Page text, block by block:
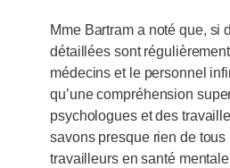
Mme Bartram a noté que, si
détaillées sont
médecins et le personnel
qu’une compréhension
psychologues et des
savons presque rien de
travailleurs en santé